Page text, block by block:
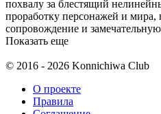
похвалу за блестящий
проработку персонажей и мира,
сопровождение и
Показать еще
© 2016 - 2026 Konnichiwa Club
О проекте
Правила